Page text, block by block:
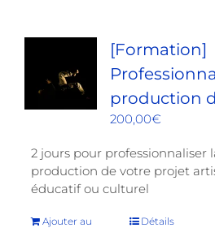
[Formation]
production
200,00€
2 jours pour professionnaliser
production de votre projet
éducatif ou culturel
Ajouter au
Détails